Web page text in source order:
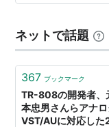
スできるDAWの
ます。 『
ネットで話題
367 ブックマーク
TR-808の開発者、
本忠男さんらアナ
VST/AUに対応した